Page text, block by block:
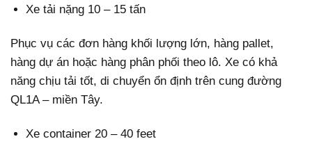
Xe tải nặng 10 – 15 tấn
Phục vụ các đơn hàng khối lượng lớn, hàng pallet,
hàng dự án hoặc hàng phân phối theo lô. Xe có khả
năng chịu tải tốt, di chuyển ổn định trên cung đường
QL1A – miền Tây.
Xe container 20 – 40 feet